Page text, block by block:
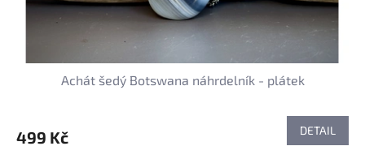
Achát šedý Botswana náhrdelník - plátek
499 Kč DETAIL